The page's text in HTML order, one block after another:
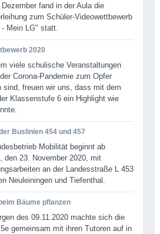
fand in der Aula die
zum Schüler-Videowettbewerb
Mein LG" statt.
2020
viele schulische Veranstaltungen
Corona-Pandemie zum Opfer
sind, freuen wir uns, dass mit dem
Klassenstufe 6 ein Highlight wie
Buslinien 454 und 457
Mobilität beginnt ab
den 23. November 2020, mit
an der Landesstraße L 453
Neuleiningen und Tiefenthal.
Bäume pflanzen
des 09.11.2020 machte sich die
gemeinsam mit ihren Tutoren auf in